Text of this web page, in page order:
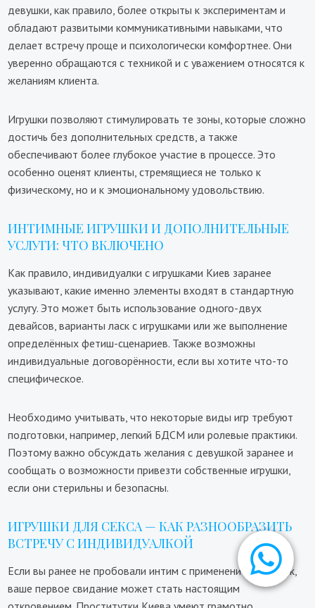
девушки, как правило, более открыты к экспериментам и
обладают развитыми коммуникативными навыками, что
делает встречу проще и психологически комфортнее. Они
уверенно обращаются с техникой и с уважением относятся к
желаниям клиента.
Игрушки позволяют стимулировать те зоны, которые сложно
достичь без дополнительных средств, а также
обеспечивают более глубокое участие в процессе. Это
особенно оценят клиенты, стремящиеся не только к
физическому, но и к эмоциональному удовольствию.
ИНТИМНЫЕ ИГРУШКИ И ДОПОЛНИТЕЛЬНЫЕ
УСЛУГИ: ЧТО ВКЛЮЧЕНО
Как правило, индивидуалки с игрушками Киев заранее
указывают, какие именно элементы входят в стандартную
услугу. Это может быть использование одного-двух
девайсов, варианты ласк с игрушками или же выполнение
определённых фетиш-сценариев. Также возможны
индивидуальные договорённости, если вы хотите что-то
специфическое.
Необходимо учитывать, что некоторые виды игр требуют
подготовки, например, легкий БДСМ или ролевые практики.
Поэтому важно обсуждать желания с девушкой заранее и
сообщать о возможности привезти собственные игрушки,
если они стерильны и безопасны.
ИГРУШКИ ДЛЯ СЕКСА — КАК РАЗНООБРАЗИТЬ
ВСТРЕЧУ С ИНДИВИДУАЛКОЙ
Если вы ранее не пробовали интим с применением игрушек,
ваше первое свидание может стать настоящим